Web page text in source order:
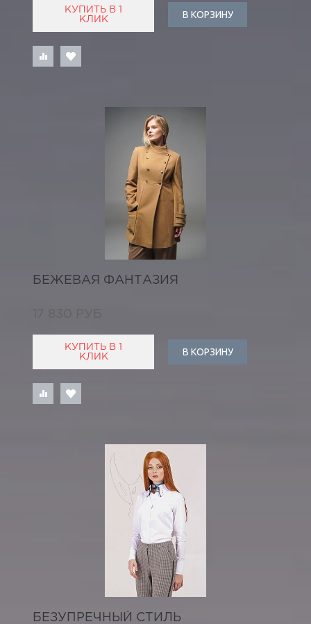
КУПИТЬ В 1
КЛИК
В КОРЗИНУ
БЕЖЕВАЯ ФАНТАЗИЯ
17 830 РУБ
КУПИТЬ В 1
КЛИК
В КОРЗИНУ
БЕЗУПРЕЧНЫЙ СТИЛЬ